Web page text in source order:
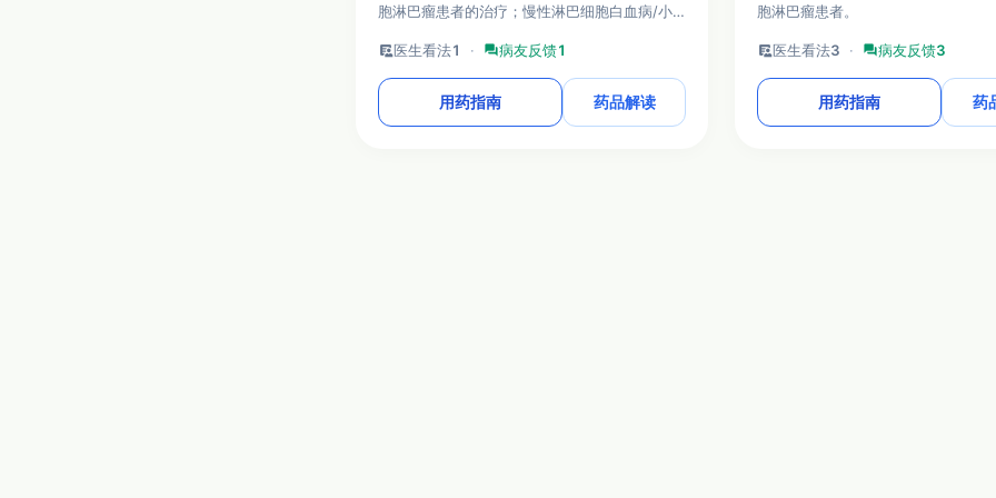
胞淋巴瘤患者的治疗；慢性淋巴细胞白血病/小
种治疗或不适合化学免疫治疗的华氏巨球蛋白血
症患者的一线治疗，也可联用利妥昔单抗治疗。
clinical_notes医生看法1 · forum病友反馈1
用药指南 药品解读
胞淋巴瘤患者。
clinical_notes医生看法3 · forum病友反馈3
用药指南 药